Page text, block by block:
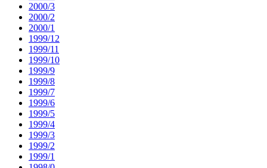
2000/3
2000/2
2000/1
1999/12
1999/11
1999/10
1999/9
1999/8
1999/7
1999/6
1999/5
1999/4
1999/3
1999/2
1999/1